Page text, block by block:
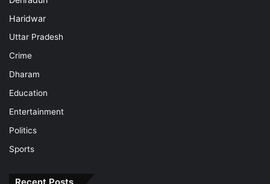
Haridwar
Uttar Pradesh
Crime
Dharam
Education
Entertainment
Politics
Sports